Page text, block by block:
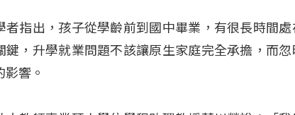
者指出，孩子從學齡前到國中畢業，有很長時間
鍵，升學就業問題不該讓原生家庭完全承擔，而
影響。